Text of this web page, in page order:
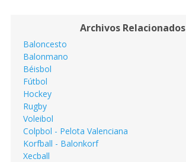
Archivos Relacionados
Baloncesto
Balonmano
Béisbol
Fútbol
Hockey
Rugby
Voleibol
Colpbol - Pelota Valenciana
Korfball - Balonkorf
Xecball